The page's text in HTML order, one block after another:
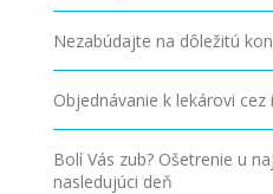
Nezabúdajte na dôležitú
Objednávanie k lekárovi cez
Bolí Vás zub? Ošetrenie u
nasledujúci deň